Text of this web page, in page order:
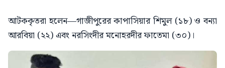
আটককৃতরা হলেন—গাজীপুরের কাপাসিয়ার শিমুল (১৮) ও বন্যা
আরবিয়া (২২) এবং নরসিংদীর মনোহরদীর ফাতেমা (৩০)।